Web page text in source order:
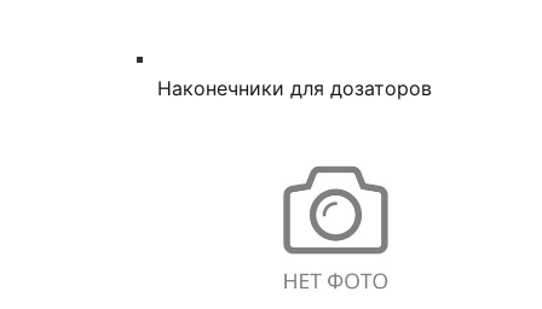
Наконечники для дозаторов